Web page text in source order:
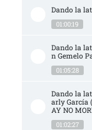
Dando la
01:00:19
Dando la
n Gemelo
01:05:28
Dando la
arly García
AY NO
01:02:27